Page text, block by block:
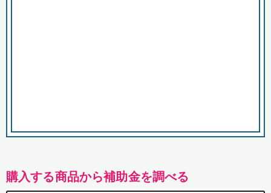
購入する商品から補助金を調べる